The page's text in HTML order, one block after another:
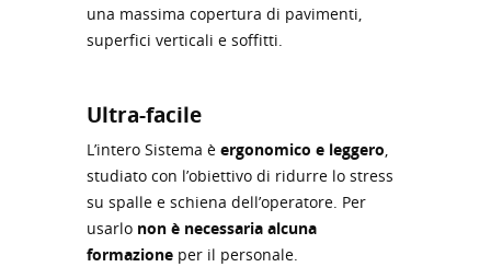
una massima copertura di pavimenti,
superfici verticali e soffitti.
Ultra-facile
L’intero Sistema è ergonomico e leggero,
studiato con l’obiettivo di ridurre lo stress
su spalle e schiena dell’operatore. Per
usarlo non è necessaria alcuna
formazione per il personale.